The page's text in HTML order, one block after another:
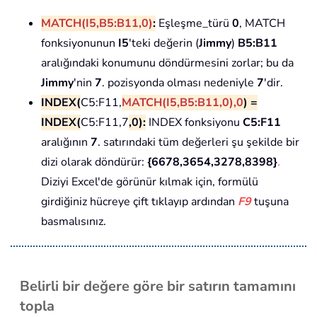
MATCH(I5,B5:B11,0): Eşleşme_türü 0, MATCH
fonksiyonunun I5'teki değerin (Jimmy) B5:B11
aralığındaki konumunu döndürmesini zorlar; bu da
Jimmy'nin 7. pozisyonda olması nedeniyle 7'dir.
INDEX(C5:F11,MATCH(I5,B5:B11,0),0) =
INDEX(C5:F11,7,0): INDEX fonksiyonu C5:F11
aralığının 7. satırındaki tüm değerleri şu şekilde bir
dizi olarak döndürür: {6678,3654,3278,8398}.
Diziyi Excel'de görünür kılmak için, formülü
girdiğiniz hücreye çift tıklayıp ardından F9tuşuna
basmalısınız.
Belirli bir değere göre bir satırın tamamını
topla